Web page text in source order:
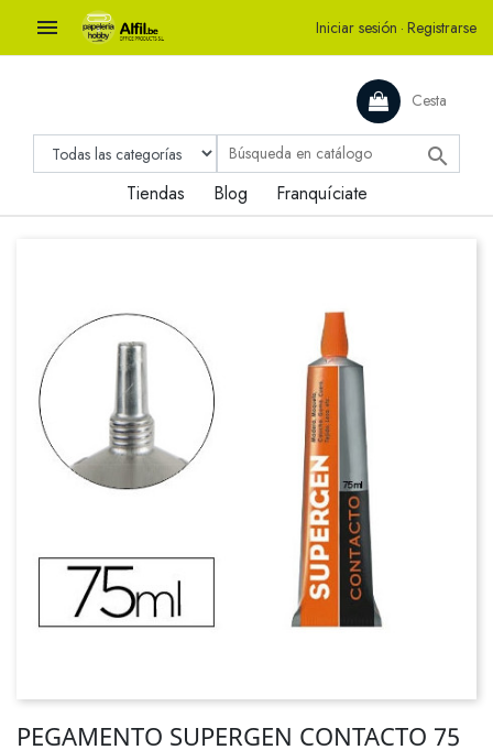
 Iniciar sesión · Registrarse
Cesta

Tiendas Blog Franquíciate
PEGAMENTO SUPERGEN CONTACTO 75